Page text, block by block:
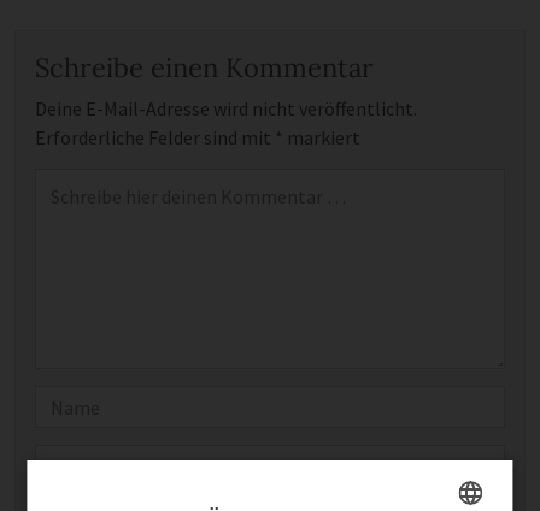
Schreibe einen Kommentar
Deine E-Mail-Adresse wird nicht veröffentlicht.
Erforderliche Felder sind mit * markiert
E-Mail